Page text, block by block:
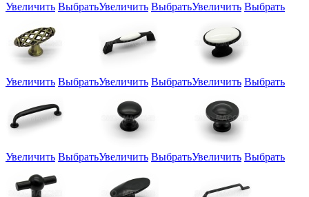
Увеличить ВыбратьУвеличить ВыбратьУвеличить Выбрать
Увеличить ВыбратьУвеличить ВыбратьУвеличить Выбрать
Увеличить ВыбратьУвеличить ВыбратьУвеличить Выбрать